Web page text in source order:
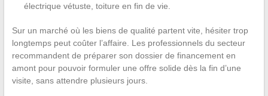
électrique vétuste, toiture en fin de vie.
Sur un marché où les biens de qualité partent vite, hésiter trop
longtemps peut coûter l’affaire. Les professionnels du secteur
recommandent de préparer son dossier de financement en
amont pour pouvoir formuler une offre solide dès la fin d’une
visite, sans attendre plusieurs jours.